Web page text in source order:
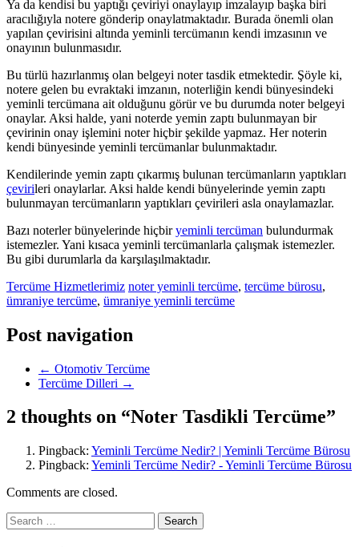
Ya da kendisi bu yaptığı çeviriyi onaylayıp imzalayıp başka biri
aracılığıyla notere gönderip onaylatmaktadır. Burada önemli olan
yapılan çevirisini altında yeminli tercümanın kendi imzasının ve
onayının bulunmasıdır.
Bu türlü hazırlanmış olan belgeyi noter tasdik etmektedir. Şöyle ki,
notere gelen bu evraktaki imzanın, noterliğin kendi bünyesindeki
yeminli tercümana ait olduğunu görür ve bu durumda noter belgeyi
onaylar. Aksi halde, yani noterde yemin zaptı bulunmayan bir
çevirinin onay işlemini noter hiçbir şekilde yapmaz. Her noterin
kendi bünyesinde yeminli tercümanlar bulunmaktadır.
Kendilerinde yemin zaptı çıkarmış bulunan tercümanların yaptıkları
çevirileri onaylarlar. Aksi halde kendi bünyelerinde yemin zaptı
bulunmayan tercümanların yaptıkları çevirileri asla onaylamazlar.
Bazı noterler bünyelerinde hiçbiryeminli tercüman bulundurmak
istemezler. Yani kısaca yeminli tercümanlarla çalışmak istemezler.
Bu gibi durumlarla da karşılaşılmaktadır.
Tercüme Hizmetlerimiz noter yeminli tercüme, tercüme bürosu,
ümraniye tercüme, ümraniye yeminli tercüme
Post navigation
← Otomotiv Tercüme
Tercüme Dilleri →
2 thoughts on “Noter Tasdikli Tercüme”
Pingback: Yeminli Tercüme Nedir? | Yeminli Tercüme Bürosu
Pingback: Yeminli Tercüme Nedir? - Yeminli Tercüme Bürosu
Comments are closed.